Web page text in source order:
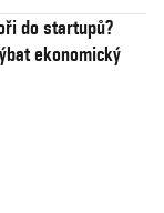
do startupů?
ekonomický